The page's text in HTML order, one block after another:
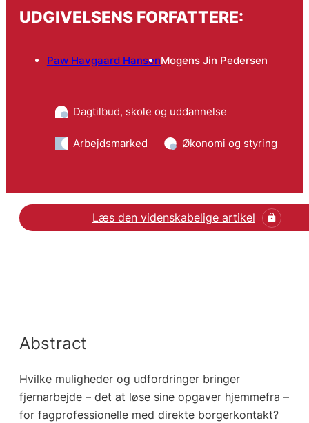
UDGIVELSENS FORFATTERE:
Paw Havgaard HansenMogens Jin Pedersen
Dagtilbud, skole og uddannelse
Arbejdsmarked Økonomi og styring
Læs den videnskabelige artikel
Abstract
Hvilke muligheder og udfordringer bringer
fjernarbejde – det at løse sine opgaver hjemmefra –
for fagprofessionelle med direkte borgerkontakt?